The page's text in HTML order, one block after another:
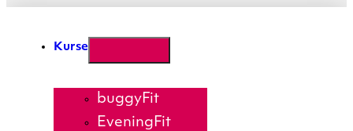
Kurse
buggyFit
EveningFit